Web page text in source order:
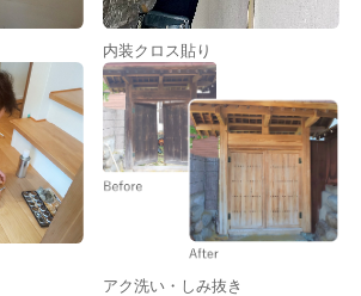
内装クロス貼り
アク洗い・しみ抜き